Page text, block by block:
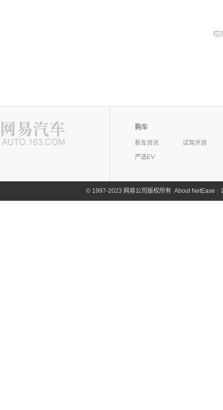
哎
购车
新车资讯
试驾评测
严选EV
©1997-2023 网易公司版权所有 About NetEase